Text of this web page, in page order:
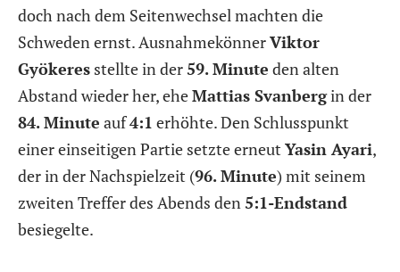
doch nach dem Seitenwechsel machten die
Schweden ernst. AusnahmekönnerViktor
Gyökeres stellte in der59. Minute den alten
Abstand wieder her, eheMattias Svanbergin der
84. Minute auf4:1 erhöhte. Den Schlusspunkt
einer einseitigen Partie setzte erneut Yasin Ayari,
der in der Nachspielzeit (96. Minute) mit seinem
zweiten Treffer des Abends den5:1-Endstand
besiegelte.